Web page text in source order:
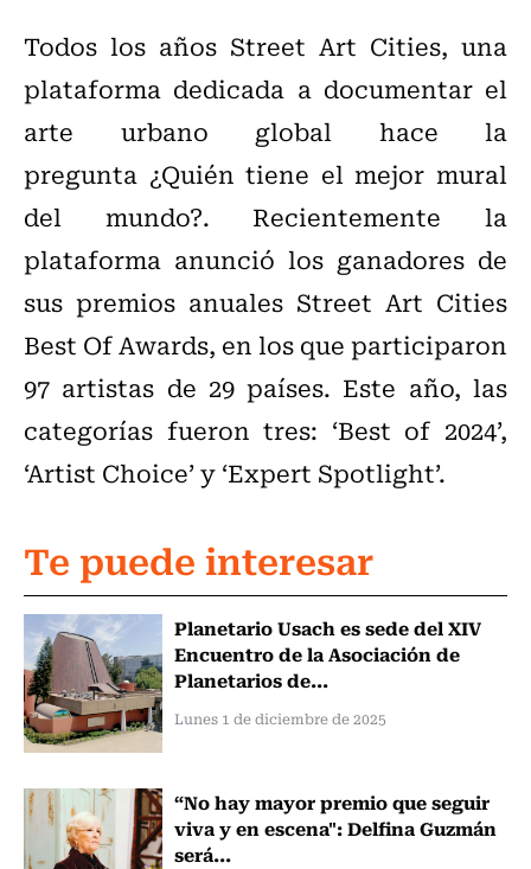
Todos los años Street Art Cities, una
plataforma dedicada a documentar el
arte urbano global hace la
pregunta ¿Quién tiene el mejor mural
del mundo?. Recientemente la
plataforma anunció los ganadores de
sus premios anuales Street Art Cities
Best Of Awards, en los que participaron
97 artistas de 29 países. Este año, las
categorías fueron tres: ‘Best of 2024’,
‘Artist Choice’ y ‘Expert Spotlight’.
Te puede interesar
Planetario Usach es sede del XIV
Encuentro de la Asociación de
Planetarios de...
Lunes 1 de diciembre de 2025
“No hay mayor premio que seguir
viva y en escena": Delfina Guzmán
será...